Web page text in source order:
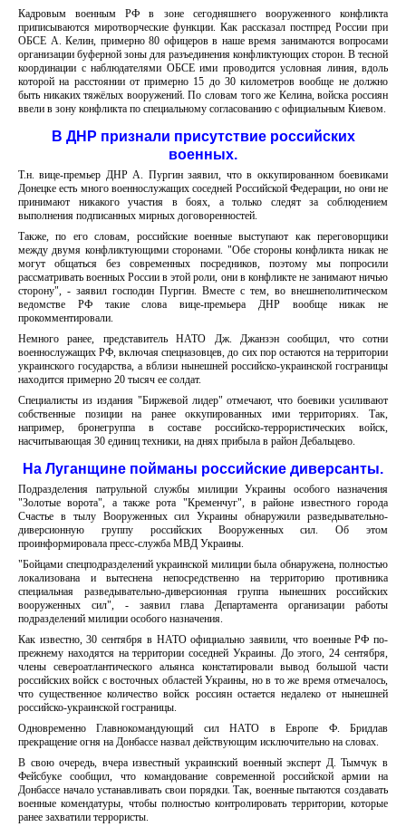
Кадровым военным РФ в зоне сегодняшнего вооруженного конфликта
приписываются миротворческие функции. Как рассказал постпред России при
ОБСЕ А. Келин, примерно 80 офицеров в наше время занимаются вопросами
организации буферной зоны для разъединения конфликтующих сторон. В тесной
координации с наблюдателями ОБСЕ ими проводится условная линия, вдоль
которой на расстоянии от примерно 15 до 30 километров вообще не должно
быть никаких тяжёлых вооружений. По словам того же Келина, войска россиян
ввели в зону конфликта по специальному согласованию с официальным Киевом.
В ДНР признали присутствие российских
военных.
Т.н. вице-премьер ДНР А. Пургин заявил, что в оккупированном боевиками
Донецке есть много военнослужащих соседней Российской Федерации, но они не
принимают никакого участия в боях, а только следят за соблюдением
выполнения подписанных мирных договоренностей.
Также, по его словам, российские военные выступают как переговорщики
между двумя конфликтующими сторонами. "Обе стороны конфликта никак не
могут общаться без современных посредников, поэтому мы попросили
рассматривать военных России в этой роли, они в конфликте не занимают ничью
сторону", - заявил господин Пургин. Вместе с тем, во внешнеполитическом
ведомстве РФ такие слова вице-премьера ДНР вообще никак не
прокомментировали.
Немного ранее, представитель НАТО Дж. Джанзэн сообщил, что сотни
военнослужащих РФ, включая спецназовцев, до сих пор остаются на территории
украинского государства, а вблизи нынешней российско-украинской госграницы
находится примерно 20 тысяч ее солдат.
Специалисты из издания "Биржевой лидер" отмечают, что боевики усиливают
собственные позиции на ранее оккупированных ими территориях. Так,
например, бронегруппа в составе российско-террористических войск,
насчитывающая 30 единиц техники, на днях прибыла в район Дебальцево.
На Луганщине пойманы российские диверсанты.
Подразделения патрульной службы милиции Украины особого назначения
"Золотые ворота", а также рота "Кременчуг", в районе известного города
Счастье в тылу Вооруженных сил Украины обнаружили разведывательно-
диверсионную группу российских Вооруженных сил. Об этом
проинформировала пресс-служба МВД Украины.
"Бойцами спецподразделений украинской милиции была обнаружена, полностью
локализована и вытеснена непосредственно на территорию противника
специальная разведывательно-диверсионная группа нынешних российских
вооруженных сил", - заявил глава Департамента организации работы
подразделений милиции особого назначения.
Как известно, 30 сентября в НАТО официально заявили, что военные РФ по-
прежнему находятся на территории соседней Украины. До этого, 24 сентября,
члены североатлантического альянса констатировали вывод большой части
российских войск с восточных областей Украины, но в то же время отмечалось,
что существенное количество войск россиян остается недалеко от нынешней
российско-украинской госграницы.
Одновременно Главнокомандующий сил НАТО в Европе Ф. Бридлав
прекращение огня на Донбассе назвал действующим исключительно на словах.
В свою очередь, вчера известный украинский военный эксперт Д. Тымчук в
Фейсбуке сообщил, что командование современной российской армии на
Донбассе начало устанавливать свои порядки. Так, военные пытаются создавать
военные комендатуры, чтобы полностью контролировать территории, которые
ранее захватили террористы.